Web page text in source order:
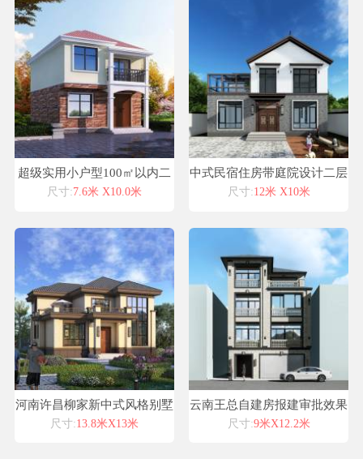
超级实用小户型100㎡以内二
层欧式别墅设计
尺寸:7.6米 X10.0米
中式民宿住房带庭院设计二层
小别墅设计案例施工图纸
尺寸:12米 X10米
河南许昌柳家新中式风格别墅
自建房设计图纸喜天下建筑设
尺寸:13.8米X13米
云南王总自建房报建审批效果
图立面图纸设计
尺寸:9米X12.2米